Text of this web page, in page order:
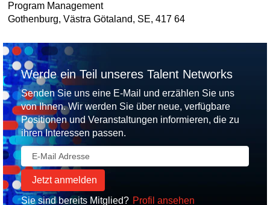
Program Management
Gothenburg, Västra Götaland, SE, 417 64
Werde ein Teil unseres Talent Networks
Senden Sie uns eine E-Mail und erzählen Sie uns
von Ihnen. Wir werden Sie über neue, verfügbare
Positionen und Veranstaltungen informieren, die zu
ihren Interessen passen.
Sie sind bereits Mitglied? Profil ansehen